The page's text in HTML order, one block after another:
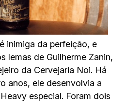
inimiga da perfeição, e
lemas de Guilherme Zanin,
da Cervejaria Noi. Há
anos, ele desenvolvia a
especial. Foram dois